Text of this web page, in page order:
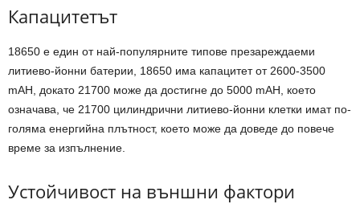
Капацитетът
18650 е един от най-популярните типове презареждаеми
литиево-йонни батерии, 18650 има капацитет от 2600-3500
mAH, докато 21700 може да достигне до 5000 mAH, което
означава, че 21700 цилиндрични литиево-йонни клетки имат по-
голяма енергийна плътност, което може да доведе до повече
време за изпълнение.
Устойчивост на външни фактори